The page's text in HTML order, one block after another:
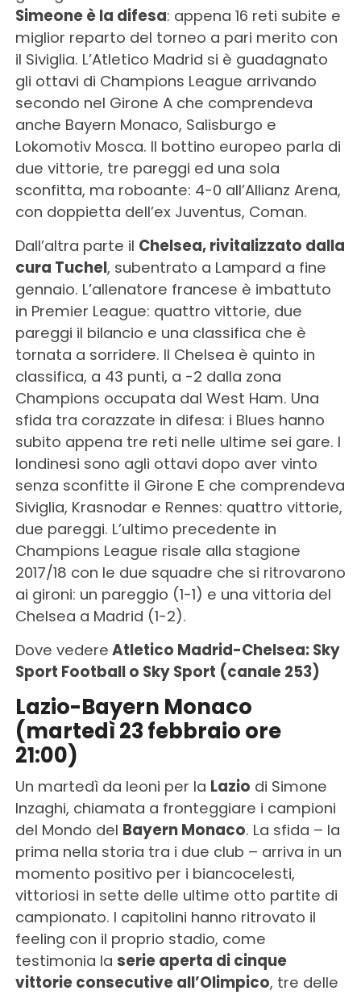
Simeone è la difesa: appena 16 reti subite e
miglior reparto del torneo a pari merito con
il Siviglia. L’Atletico Madrid si è guadagnato
gli ottavi di Champions League arrivando
secondo nel Girone A che comprendeva
anche Bayern Monaco, Salisburgo e
Lokomotiv Mosca. Il bottino europeo parla di
due vittorie, tre pareggi ed una sola
sconfitta, ma roboante: 4-0 all’Allianz Arena,
con doppietta dell’ex Juventus, Coman.
Dall’altra parte il Chelsea, rivitalizzato dalla
cura Tuchel, subentrato a Lampard a fine
gennaio. L’allenatore francese è imbattuto
in Premier League: quattro vittorie, due
pareggi il bilancio e una classifica che è
tornata a sorridere. Il Chelsea è quinto in
classifica, a 43 punti, a -2 dalla zona
Champions occupata dal West Ham. Una
sfida tra corazzate in difesa: i Blues hanno
subito appena tre reti nelle ultime sei gare. I
londinesi sono agli ottavi dopo aver vinto
senza sconfitte il Girone E che comprendeva
Siviglia, Krasnodar e Rennes: quattro vittorie,
due pareggi. L’ultimo precedente in
Champions League risale alla stagione
2017/18 con le due squadre che si ritrovarono
ai gironi: un pareggio (1-1) e una vittoria del
Chelsea a Madrid (1-2).
Dove vedere Atletico Madrid-Chelsea: Sky
Sport Football o Sky Sport (canale 253)
Lazio-Bayern Monaco
(martedì 23 febbraio ore
21:00)
Un martedì da leoni per la Lazio di Simone
Inzaghi, chiamata a fronteggiare i campioni
del Mondo del Bayern Monaco. La sfida – la
prima nella storia tra i due club – arriva in un
momento positivo per i biancocelesti,
vittoriosi in sette delle ultime otto partite di
campionato. I capitolini hanno ritrovato il
feeling con il proprio stadio, come
testimonia la serie aperta di cinque
vittorie consecutive all’Olimpico, tre delle